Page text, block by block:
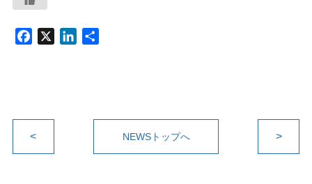
o
o
k
< >
NEWSトップへ